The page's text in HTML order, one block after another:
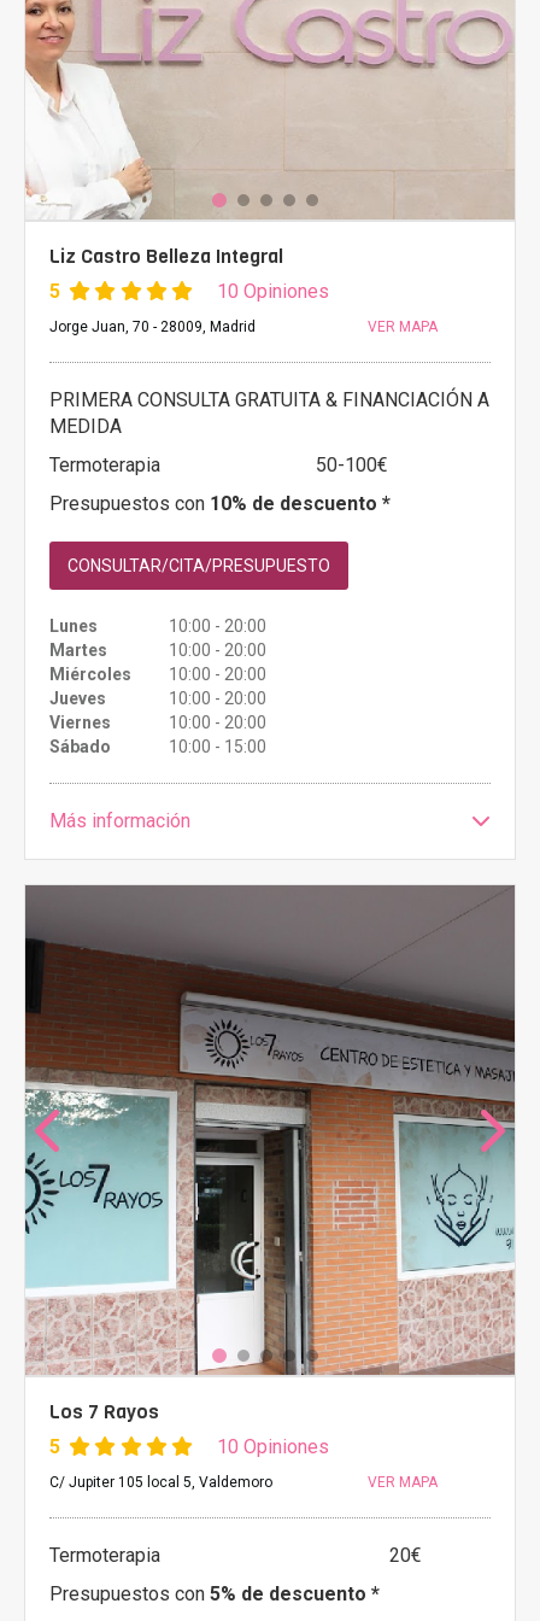
Liz Castro Belleza Integral
5 10 Opiniones
Jorge Juan, 70 - 28009, Madrid VER MAPA
PRIMERA CONSULTA GRATUITA & FINANCIACIÓN A
MEDIDA
Termoterapia
50-100€
Presupuestos con 10% de descuento *
CONSULTAR/CITA/PRESUPUESTO
Lunes
10:00 - 20:00
Martes
10:00 - 20:00
Miércoles
10:00 - 20:00
Jueves
10:00 - 20:00
Viernes
10:00 - 20:00
Sábado
10:00 - 15:00
Más información
Los 7 Rayos
5 10 Opiniones
C/ Jupiter 105 local 5, Valdemoro VER MAPA
Termoterapia
20€
Presupuestos con 5% de descuento *